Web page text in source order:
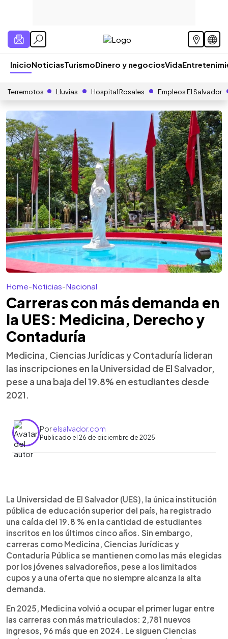
InicioNoticiasTurismoDinero y negociosVida
Terremotos Lluvias Hospital Rosales Empleos El Salvador
Home-Noticias-Nacional
Carreras con más demanda en
la UES: Medicina, Derecho y
Contaduría
Medicina, Ciencias Jurídicas y Contaduría lideran
las inscripciones en la Universidad de El Salvador,
pese a una baja del 19.8% en estudiantes desde
2021.
Porelsalvador.com
Publicado el 26 de diciembre de 2025
Escuchar artículo
La Universidad de El Salvador ha registrado una
baja del 19.8 % en inscripciones durante los
últimos cinco años, pero carreras como Medicina,
Ciencias Jurídicas y Contaduría Pública siguen
siendo las más demandadas. En 2025, Medicina
lideró con 2,781 inscritos, a pesar de que la oferta
fue de solo 200 cupos en la sede central. Por el
contrario, carreras como Estadística, Educación
Física y algunas especialidades médicas tuvieron
muy poca demanda. También destaca la caída en
Periodismo, que pasó de 330 aspirantes en 2021
a solo 82 en 2025. La UES sigue enfrentando
desafíos presupuestarios y de deserción
La Universidad de El Salvador (UES), la única institución
pública de educación superior del país, ha registrado
una caída del 19.8 % en la cantidad de estudiantes
inscritos en los últimos cinco años. Sin embargo,
carreras como Medicina, Ciencias Jurídicas y
Contaduría Pública se mantienen como las más elegidas
por los jóvenes salvadoreños, pese a los limitados
cupos y a una oferta que no siempre alcanza la alta
demanda.
En 2025, Medicina volvió a ocupar el primer lugar entre
las carreras con más matriculados: 2,781 nuevos
ingresos, 96 más que en 2024. Le siguen Ciencias